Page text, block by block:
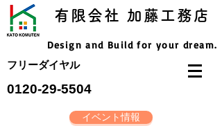
有限会社 加藤工務店
Design and Build for your dream.
フリーダイヤル
​0120-29-5504
イベント情報